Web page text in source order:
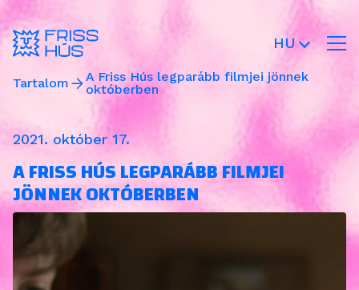
HU
Tartalom
A Friss Hús legparább filmjei jönnek
októberben
2021. október 17.
A FRISS HÚS LEGPARÁBB FILMJEI
JÖNNEK OKTÓBERBEN